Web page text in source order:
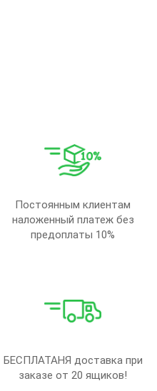
Постоянным клиентам
наложенный платеж без
предоплаты 10%
БЕСПЛАТАНЯ доставка при
заказе от 20 ящиков!